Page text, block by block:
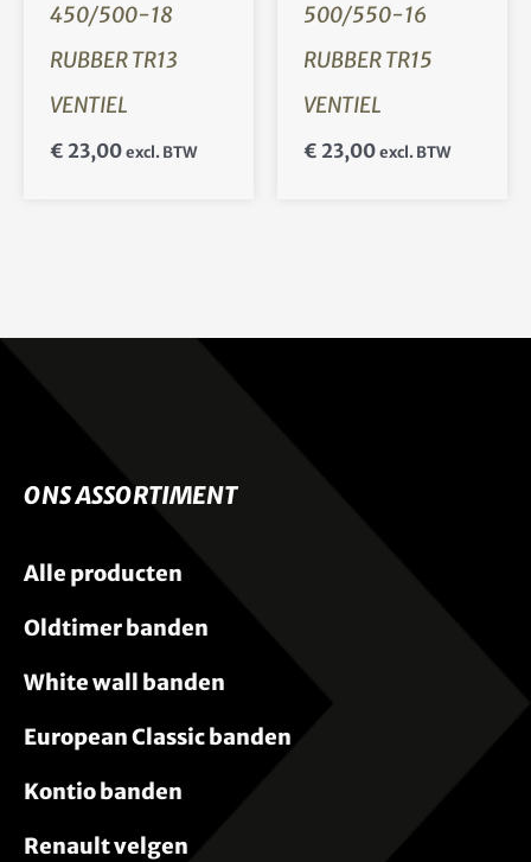
450/500-18
RUBBER TR13
VENTIEL
€ 23,00 excl. BTW
500/550-16
RUBBER TR15
VENTIEL
€ 23,00 excl. BTW
ONS ASSORTIMENT
Alle producten
Oldtimer banden
White wall banden
European Classic banden
Kontio banden
Renault velgen